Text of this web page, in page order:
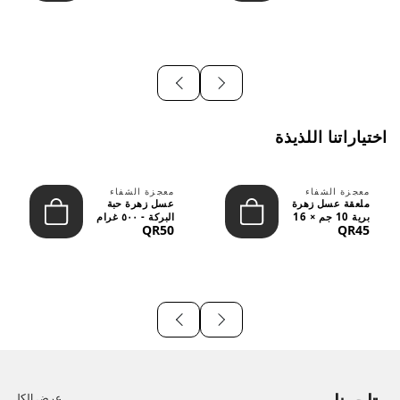
اختياراتنا اللذيذة
معجزة الشفاء
ملعقة عسل زهرة
برية 10 جم × 16
قطعة
QR45
معجزة الشفاء
عسل زهرة حبة
البركة - ٥٠٠ غرام
QR50